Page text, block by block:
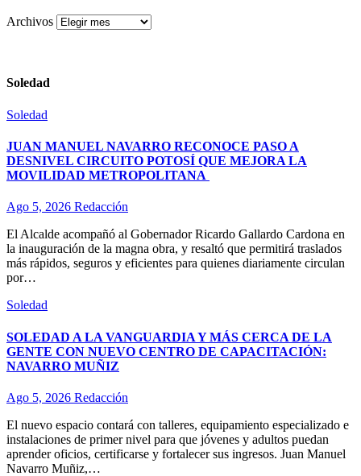
Archivos
Soledad
Soledad
JUAN MANUEL NAVARRO RECONOCE PASO A
DESNIVEL CIRCUITO POTOSÍ QUE MEJORA LA
MOVILIDAD METROPOLITANA
Ago 5, 2026 Redacción
El Alcalde acompañó al Gobernador Ricardo Gallardo Cardona en
la inauguración de la magna obra, y resaltó que permitirá traslados
más rápidos, seguros y eficientes para quienes diariamente circulan
por…
Soledad
SOLEDAD A LA VANGUARDIA Y MÁS CERCA DE LA
GENTE CON NUEVO CENTRO DE CAPACITACIÓN:
NAVARRO MUÑIZ
Ago 5, 2026 Redacción
El nuevo espacio contará con talleres, equipamiento especializado e
instalaciones de primer nivel para que jóvenes y adultos puedan
aprender oficios, certificarse y fortalecer sus ingresos. Juan Manuel
Navarro Muñiz,…